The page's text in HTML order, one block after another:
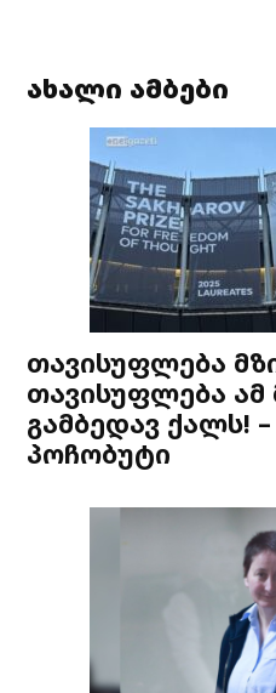
ახალი ამბები
თავისუფლება
თავისუფლება ამ
გამბედავ ქალს!
პოჩობუტი